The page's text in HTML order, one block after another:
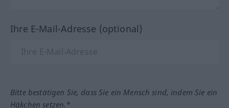
Ihre E-Mail-Adresse (optional)
Bitte bestätigen Sie, dass Sie ein Mensch sind, indem Sie ein
Häkchen setzen.*